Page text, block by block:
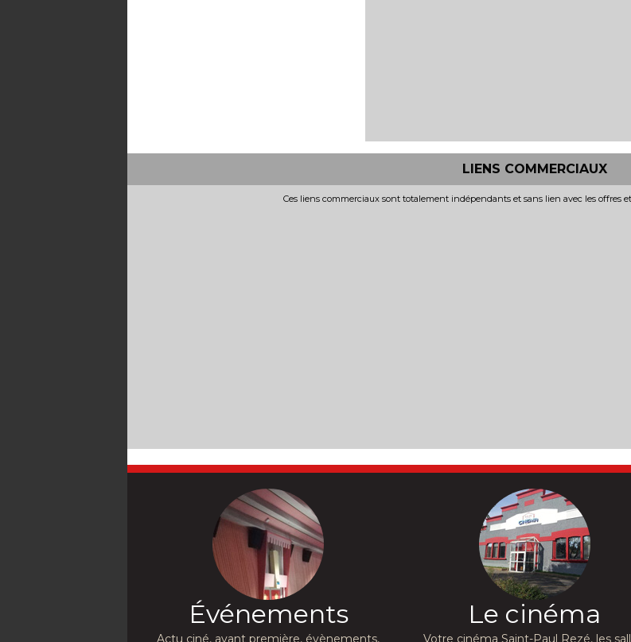
LIENS COMMERCIAUX
Ces liens commerciaux sont totalement indépendants et sans lien avec les offres
Événements
Actu ciné, avant première, évènements,
Le cinéma
Votre cinéma Saint-Paul Rezé, les